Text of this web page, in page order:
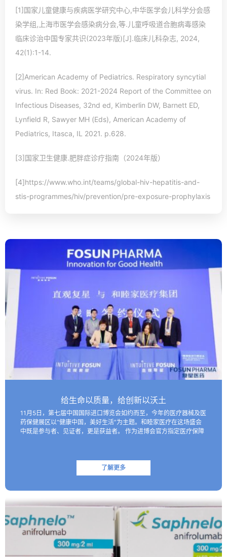
[1]国家儿童健康与疾病医学研究中心,中华医学会儿科学分会感
染学组,上海市医学会感染病分会,等.儿童呼吸道合胞病毒感染
临床诊治中国专家共识(2023年版)[J].临床儿科杂志, 2024,
42(1):1-14.
[2]American Academy of Pediatrics. Respiratory syncytial
virus. In: Red Book: 2021-2024 Report of the Committee on
Infectious Diseases, 32nd ed, Kimberlin DW, Barnett ED,
Lynfield R, Sawyer MH (Eds), American Academy of
Pediatrics, Itasca, IL 2021. p.628.
[3]国家卫生健康.肥胖症诊疗指南（2024年版）
[4]https://www.who.int/teams/global-hiv-hepatitis-and-
stis-programmes/hiv/prevention/pre-exposure-prophylaxis
给生命以质量，给创新以沃土
11月5日，第七届中国国际进口博览会如约而至，今年的医疗器械及医
药保健展区以“健康中国，美好生活”为主题。和睦家医疗在这场盛会
中既是参与者、见证者，更是获益者。 作为进博会官方指定医疗保障
了解更多